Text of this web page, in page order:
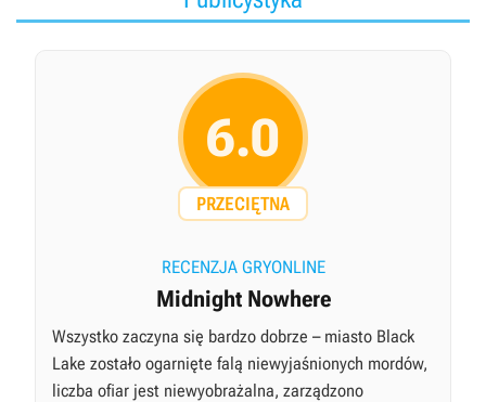
6.0
PRZECIĘTNA
RECENZJA GRYONLINE
Midnight Nowhere
Wszystko zaczyna się bardzo dobrze – miasto Black
Lake zostało ogarnięte falą niewyjaśnionych mordów,
liczba ofiar jest niewyobrażalna, zarządzono